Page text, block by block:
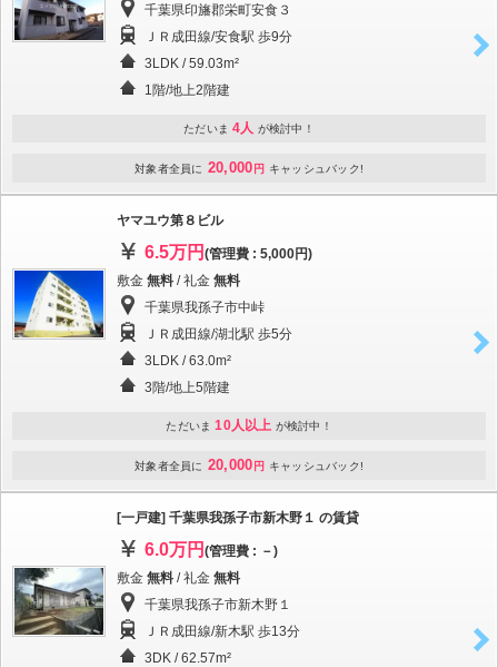
千葉県印旛郡栄町安食３
ＪＲ成田線/安食駅 歩9分
3LDK / 59.03m²
1階/地上2階建
ただいま 4人 が検討中！
対象者全員に 20,000 円 キャッシュバック!
ヤマユウ第８ビル
6.5万円 (管理費 : 5,000円)
敷金 無料 / 礼金 無料
千葉県我孫子市中峠
ＪＲ成田線/湖北駅 歩5分
3LDK / 63.0m²
3階/地上5階建
ただいま 10人以上 が検討中！
対象者全員に 20,000 円 キャッシュバック!
[一戸建] 千葉県我孫子市新木野１ の賃貸
6.0万円 (管理費 : －)
敷金 無料 / 礼金 無料
千葉県我孫子市新木野１
ＪＲ成田線/新木駅 歩13分
3DK / 62.57m²